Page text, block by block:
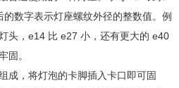
的数字表示灯座螺纹外径的整数值。例
头，e14 比 e27 小，还有更大的 e40
固。
成，将灯泡的卡脚插入卡口即可固